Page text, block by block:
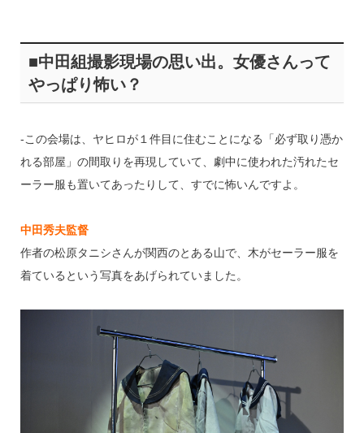
■中田組撮影現場の思い出。女優さんって
やっぱり怖い？
‐この会場は、ヤヒロが１件目に住むことになる「必ず取り憑か
れる部屋」の間取りを再現していて、劇中に使われた汚れたセ
ーラー服も置いてあったりして、すでに怖いんですよ。
中田秀夫監督
作者の松原タニシさんが関西のとある山で、木がセーラー服を
着ているという写真をあげられていました。